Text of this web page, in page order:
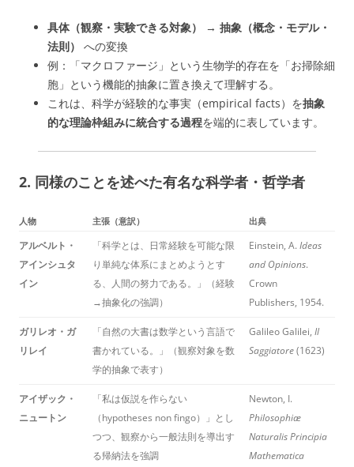
具体（観察・実験できる対象） → 抽象（概念・モデル・
法則）
への変換
例：「マクロファージ」という生物学的存在を「お掃除細
胞」という機能的抽象に置き換えて理解する。
これは、科学が経験的な事実（empirical facts）を抽象
的な理論枠組みに統合する過程を端的に表しています。
2. 同様のことを述べた有名な科学者・哲学者
人物 主張（意訳） 出典
アルベルト・
アインシュタ
イン
「科学とは、日常経験を可能な限
り単純な体系にまとめようとす
る、人間の努力である。」（経験
→抽象化の強調）
Einstein, A. Ideas
and Opinions.
Crown
Publishers, 1954.
ガリレオ・ガ
リレイ
「自然の大書は数学という言語で
書かれている。」（観察対象を数
学的抽象で表す）
Galileo Galilei, Il
Saggiatore(1623)
アイザック・
ニュートン
「私は仮説を作らない
（hypotheses non fingo）」とし
つつ、観察から一般法則を導出す
る帰納法を強調
Newton, I.
Philosophiæ
Naturalis Principia
Mathematica